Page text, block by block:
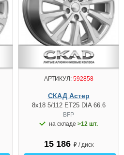
АРТИКУЛ:592858
СКАД Астер
8x18 5/112 ET25 DIA 66.6
BFP
на складе >12 шт.
15 186 ₽ / диск